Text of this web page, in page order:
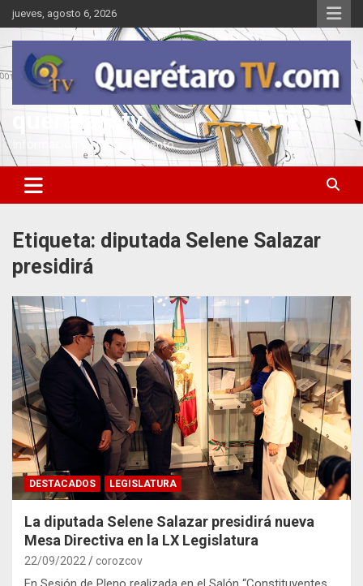
Saltar
al
contenido
jueves, agosto 6, 2026
queretarotv
Información y entretenimiento
Etiqueta: diputada Selene Salazar
presidirá
DESTACADOS LEGISLATURA
La diputada Selene Salazar presidirá nueva
Mesa Directiva en la LX Legislatura
22/09/2022 corozcov